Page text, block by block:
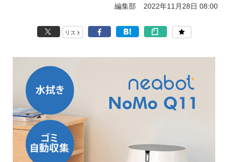
編集部
2022年11月28日 08:00
リスト